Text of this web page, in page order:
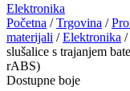
Elektronika
Početna /Trgovina /
materijali /Elektronika /
slušalice s trajanjem
rABS)
Dostupne boje